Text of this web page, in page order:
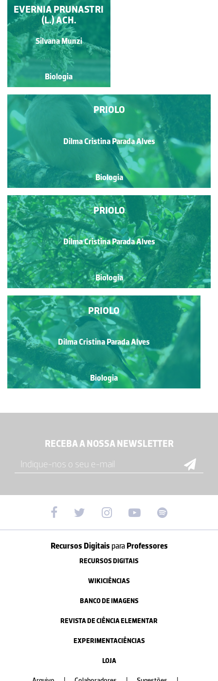
PRIOLO
Dilma Cristina Parada Alves
Biologia
PRIOLO
Dilma Cristina Parada Alves
Biologia
PRIOLO
Dilma Cristina Parada Alves
Biologia
PRIOLO
Dilma Cristina Parada Alves
Biologia
EVERNIA PRUNASTRI
(L.) ACH.
Silvana Munzi
Biologia
RECEBA A NOSSA NEWSLETTER
Recursos Digitais paraProfessores
RECURSOS DIGITAIS
WIKICIÊNCIAS
BANCO DE IMAGENS
REVISTA DE CIÊNCIA ELEMENTAR
EXPERIMENTACIÊNCIAS
LOJA